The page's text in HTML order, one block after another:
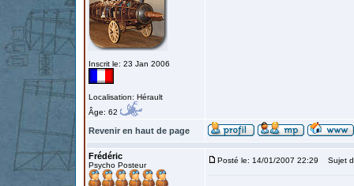
Inscrit le: 23 Jan 2006
Localisation: Hérault
Âge: 62
Revenir en haut de page
Frédéric
Psycho Posteur
Posté le: 14/01/2007 22:29 Sujet